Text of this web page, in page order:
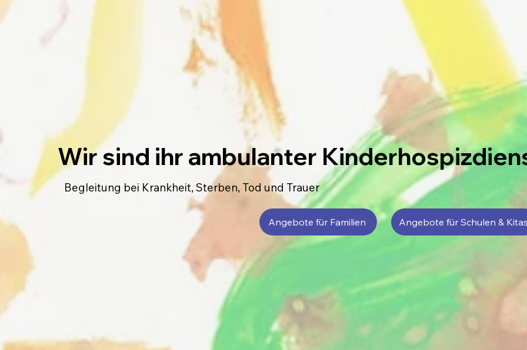
Wir sind ihr ambulanter
Begleitung bei Krankheit, Sterben, Tod und Trauer
Angebote für Familien Angebote für Schulen &